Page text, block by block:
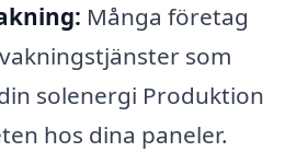
Många företag
som
solenergi Produktion
hos dina paneler.